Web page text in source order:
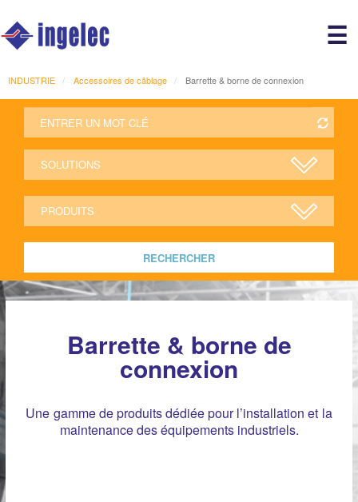
☰
INDUSTRIE Accessoires de câblage Barrette & borne de connexion
RECHERCHER
Barrette & borne de
connexion
Une gamme de produits dédiée pour l’installation et la
maintenance des équipements industriels.